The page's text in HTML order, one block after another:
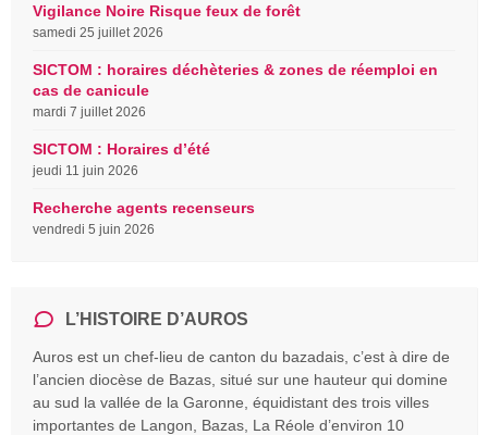
Vigilance Noire Risque feux de forêt
samedi 25 juillet 2026
SICTOM : horaires déchèteries & zones de réemploi en
cas de canicule
mardi 7 juillet 2026
SICTOM : Horaires d’été
jeudi 11 juin 2026
Recherche agents recenseurs
vendredi 5 juin 2026
L’HISTOIRE D’AUROS
Auros est un chef-lieu de canton du bazadais, c’est à dire de
l’ancien diocèse de Bazas, situé sur une hauteur qui domine
au sud la vallée de la Garonne, équidistant des trois villes
importantes de Langon, Bazas, La Réole d’environ 10